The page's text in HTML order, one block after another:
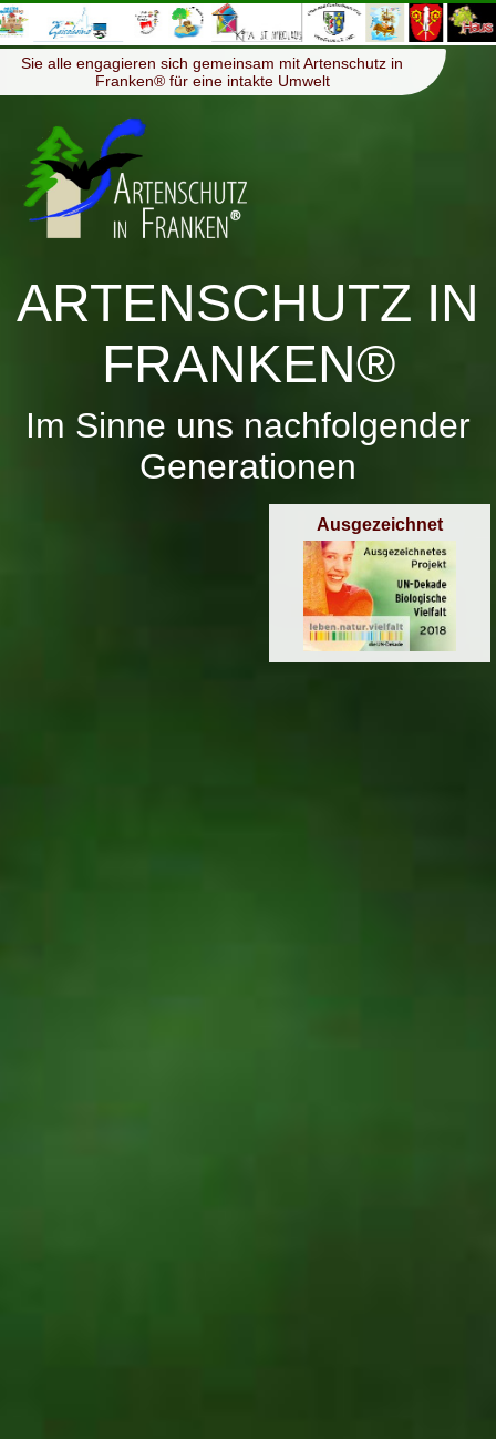
Menü ≡
Sie alle engagieren sich gemeinsam mit Artenschutz in
Franken® für eine intakte Umwelt
ARTENSCHUTZ IN
FRANKEN®
Im Sinne uns nachfolgender
Generationen
Ausgezeichnet